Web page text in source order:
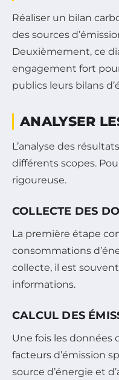
Réaliser un bilan
des sources
Deuxièmement, ce
engagement fort
publics leurs bilans
ANALYSER
L’analyse des
différents scopes.
rigoureuse.
COLLECTE DES
La première étape
consommations
collecte, il est
informations.
CALCUL DES
Une fois les données
facteurs d’émission
source d’énergie et